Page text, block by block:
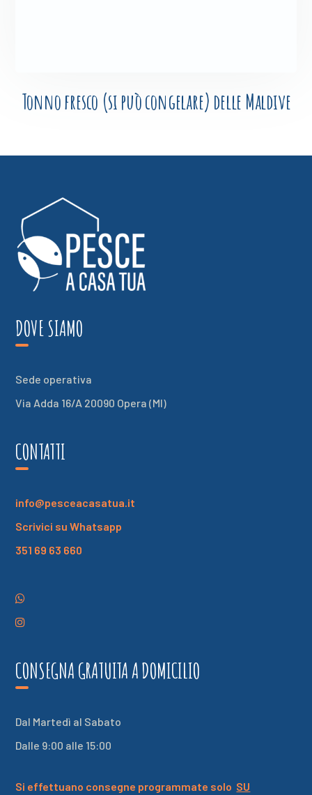
Tonno fresco (si può congelare) delle Maldive
DOVE SIAMO
Sede operativa
Via Adda 16/A 20090 Opera (MI)
CONTATTI
info@pesceacasatua.it
Scrivici su Whatsapp
351 69 63 660
CONSEGNA GRATUITA A DOMICILIO
Dal Martedì al Sabato
Dalle 9:00 alle 15:00
Si effettuano consegne programmate solo SU